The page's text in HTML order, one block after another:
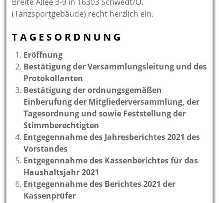
(Tanzsportgebäude) recht herzlich ein.
T A G E S O R D N U N G
Eröffnung
Bestätigung der Versammlungsleitung und des
Protokollanten
Bestätigung der ordnungsgemäßen
Einberufung der Mitgliederversammlung, der
Tagesordnung und sowie Feststellung der
Stimmberechtigten
Entgegennahme des Jahresberichtes 2021 des
Vorstandes
Entgegennahme des Kassenberichtes für das
Haushaltsjahr 2021
Entgegennahme des Berichtes 2021 der
Kassenprüfer